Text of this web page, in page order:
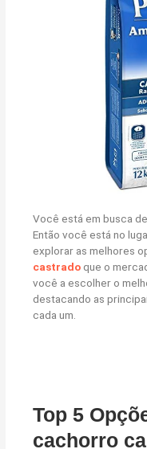
Você está em busca de
Então você está no
explorar as melhores
castradoque o
você a escolher o
destacando as
cada um.
Top 5
cachorro